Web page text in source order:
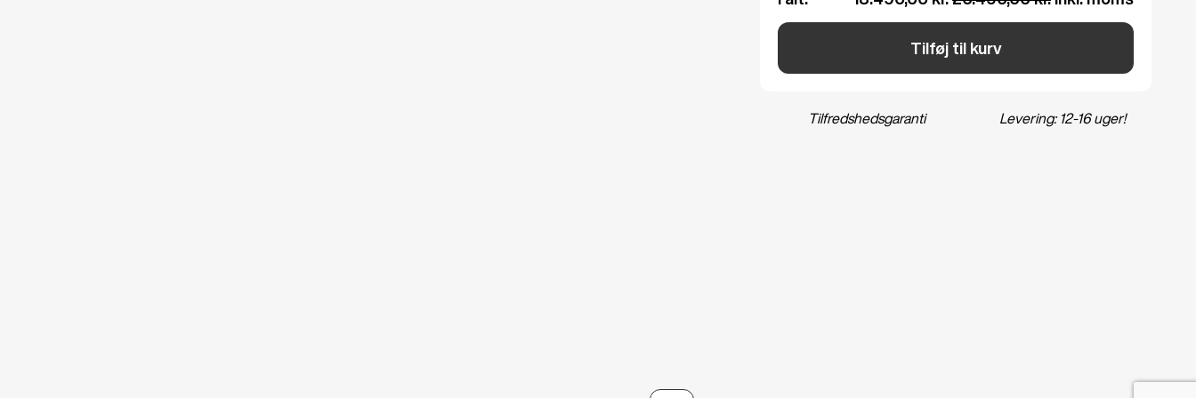
Tilføj til kurv
Tilfredshedsgaranti Levering: 12-16 uger!